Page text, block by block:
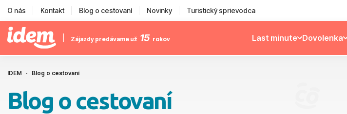
O nás Kontakt Blog o cestovaní Novinky Turistický sprievodca
Zájazdy predávame už 15 rokov Last minute Dovolenka
IDEM Blog o cestovaní
Blog o cestovaní